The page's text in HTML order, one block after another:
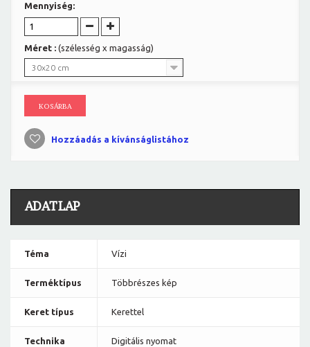
Mennyiség:
Méret : (szélesség x magasság)
30x20 cm
KOSÁRBA
Hozzáadás a kívánságlistához
ADATLAP
Téma Vízi
Terméktípus Többrészes kép
Keret típus Kerettel
Technika Digitális nyomat